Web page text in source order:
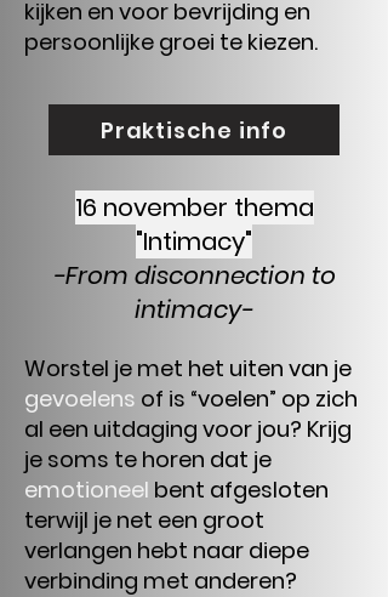
kijken en voor bevrijding en
persoonlijke groei te kiezen.
16 november thema
"Intimacy"
-From disconnection to
intimacy-
Worstel je met het uiten van je
gevoelens of is “voelen” op zich
al een uitdaging voor jou? Krijg
je soms te horen dat je
emotioneel bent afgesloten
terwijl je net een groot
verlangen hebt naar diepe
verbinding met anderen?
Praktische info